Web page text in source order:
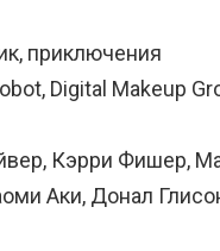
приключения
Digital Makeup
Кэрри Фишер,
Аки, Донал